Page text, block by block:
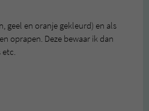
geel en oranje gekleurd) en als
oprapen. Deze bewaar ik dan